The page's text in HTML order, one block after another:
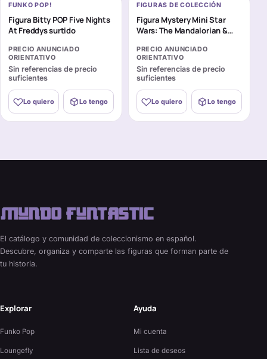
FUNKO POP!
Figura Bitty POP Five Nights
At Freddys surtido
PRECIO ANUNCIADO
ORIENTATIVO
Sin referencias de precio
suficientes
Lo quiero Lo tengo
FIGURAS DE COLECCIÓN
Figura Mystery Mini Star
Wars: The Mandalorian &
PRECIO ANUNCIADO
ORIENTATIVO
Sin referencias de precio
suficientes
Lo quiero Lo tengo
El catálogo y comunidad de coleccionismo en español.
Descubre, organiza y comparte las figuras que forman parte de
tu historia.
Explorar
Funko Pop
Loungefly
Ayuda
Mi cuenta
Lista de deseos